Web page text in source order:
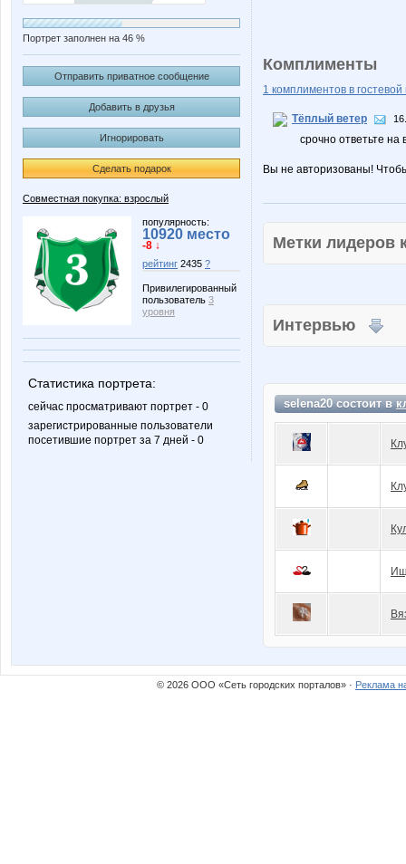
Портрет заполнен на 46 %
Отправить приватное сообщение
Добавить в друзья
Игнорировать
Сделать подарок
Совместная покупка: взрослый
популярность:
10920 место
-8 ↓
рейтинг 2435 ?
Привилегированный
пользователь 3
уровня
Статистика портрета:
сейчас просматривают портрет - 0
зарегистрированные пользователи
посетившие портрет за 7 дней - 0
Комплименты
1 комплиментов в гостевой
Тёплый ветер
срочно ответьте на
Вы не авторизованы!
Метки
Интервью
selena20 состоит в
© 2026 ООО «Сеть городских порталов» · Реклама